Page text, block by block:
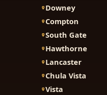
Downey
Compton
South Gate
Hawthorne
Lancaster
Chula Vista
Vista